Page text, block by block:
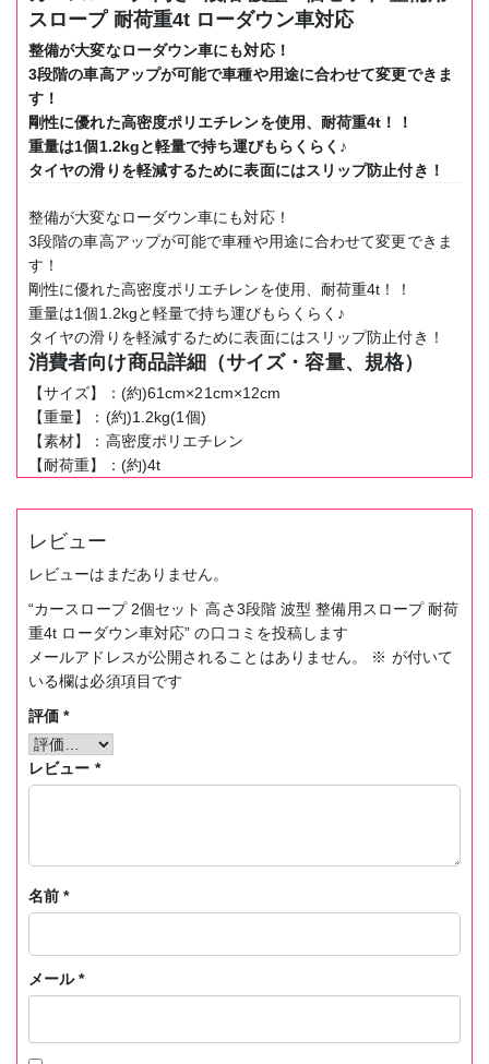
段
階
型
整
備
ス
プ
耐
荷
重
対
スロープ 耐荷重4t ローダウン車対応
整備が大変なローダウン車にも対応！
3段階の車高アップが可能で車種や用途に合わせて変更できま
す！
剛性に優れた高密度ポリエチレンを使用、耐荷重4t！！
重量は1個1.2kgと軽量で持ち運びもらくらく♪
タイヤの滑りを軽減するために表面にはスリップ防止付き！
整備が大変なローダウン車にも対応！
3段階の車高アップが可能で車種や用途に合わせて変更できま
す！
剛性に優れた高密度ポリエチレンを使用、耐荷重4t！！
重量は1個1.2kgと軽量で持ち運びもらくらく♪
タイヤの滑りを軽減するために表面にはスリップ防止付き！
消費者向け商品詳細（サイズ・容量、規格）
【サイズ】：(約)61cm×21cm×12cm
【重量】：(約)1.2kg(1個)
【素材】：高密度ポリエチレン
【耐荷重】：(約)4t
レビュー
レビューはまだありません。
“カースロープ 2個セット 高さ3段階 波型 整備用スロープ 耐荷
重4t ローダウン車対応” の口コミを投稿します
メールアドレスが公開されることはありません。
※ が付いて
いる欄は必須項目です
評価*
レビュー *
名前*
メール*